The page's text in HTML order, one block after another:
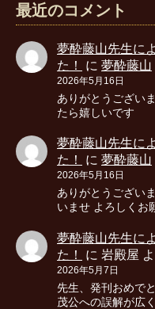
最近のコメント
夢酔藤山先生に
た！
に 夢酔藤山
2026年5月16日
ありがとうござい
たら嬉しいです
夢酔藤山先生に
た！
に 夢酔藤山
2026年5月16日
ありがとうござい
いませ よろしくお
夢酔藤山先生に
た！
に 岩殿屋
2026年5月7日
先生、発刊おめで
茂公への誤解が広